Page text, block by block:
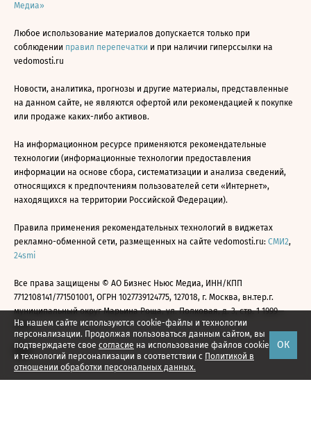
На нашем сайте используются cookie-файлы и технологии
персонализации. Продолжая пользоваться данным сайтом, вы
подтверждаете свое согласие на использование файлов cookie
и технологий персонализации в соответствии с Политикой в
отношении обработки персональных данных.
ОК
Медиа»
Любое использование материалов допускается только при
соблюдении правил перепечатки и при наличии гиперссылки на
vedomosti.ru
Новости, аналитика, прогнозы и другие материалы, представленные
на данном сайте, не являются офертой или рекомендацией к покупке
или продаже каких-либо активов.
На информационном ресурсе применяются рекомендательные
технологии (информационные технологии предоставления
информации на основе сбора, систематизации и анализа сведений,
относящихся к предпочтениям пользователей сети «Интернет»,
находящихся на территории Российской Федерации).
Правила применения рекомендательных технологий в виджетах
рекламно-обменной сети, размещенных на сайте vedomosti.ru: СМИ2,
24smi
Все права защищены © АО Бизнес Ньюс Медиа, ИНН/КПП
7712108141/771501001, ОГРН 1027739124775, 127018, г. Москва, вн.тер.г.
муниципальный округ Марьина Роща, ул. Полковая, д. 3, стр. 1 1999—
2026